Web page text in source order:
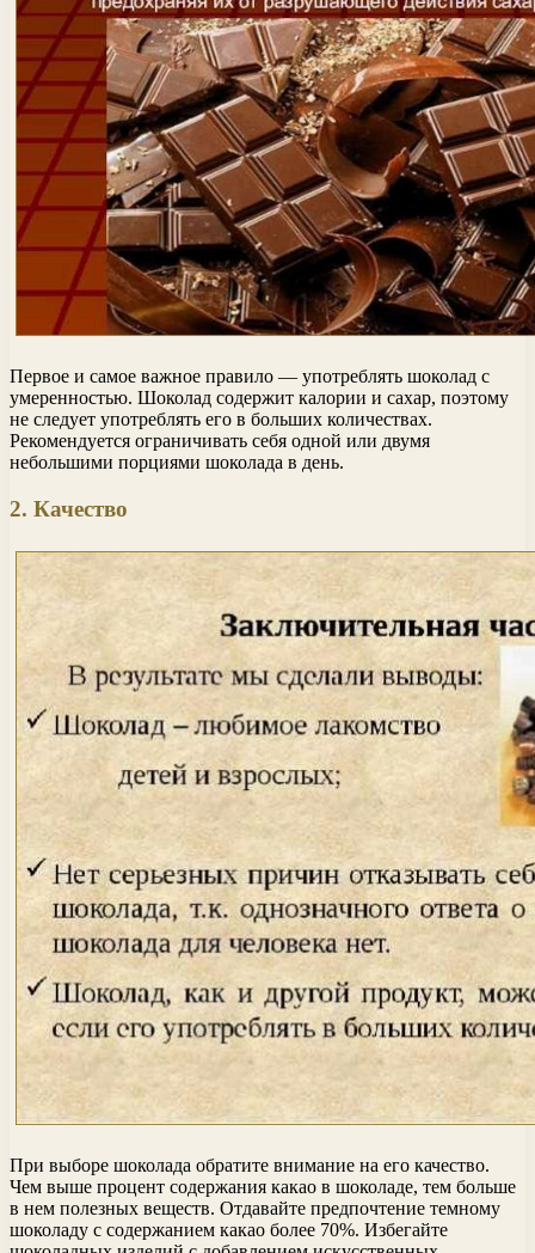
Первое и самое важное правило — употреблять шоколад с
умеренностью. Шоколад содержит калории и сахар, поэтому
не следует употреблять его в больших количествах.
Рекомендуется ограничивать себя одной или двумя
небольшими порциями шоколада в день.
2. Качество
При выборе шоколада обратите внимание на его качество.
Чем выше процент содержания какао в шоколаде, тем больше
в нем полезных веществ. Отдавайте предпочтение темному
шоколаду с содержанием какао более 70%. Избегайте